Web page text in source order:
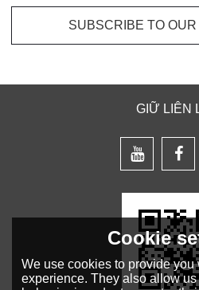
GIỮ LIÊN
Cookie
We use cookies to provide
experience. They also allow